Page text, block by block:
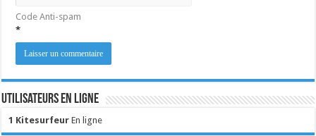
Code Anti-spam
*
Utilisateurs en ligne
1 Kitesurfeur En ligne